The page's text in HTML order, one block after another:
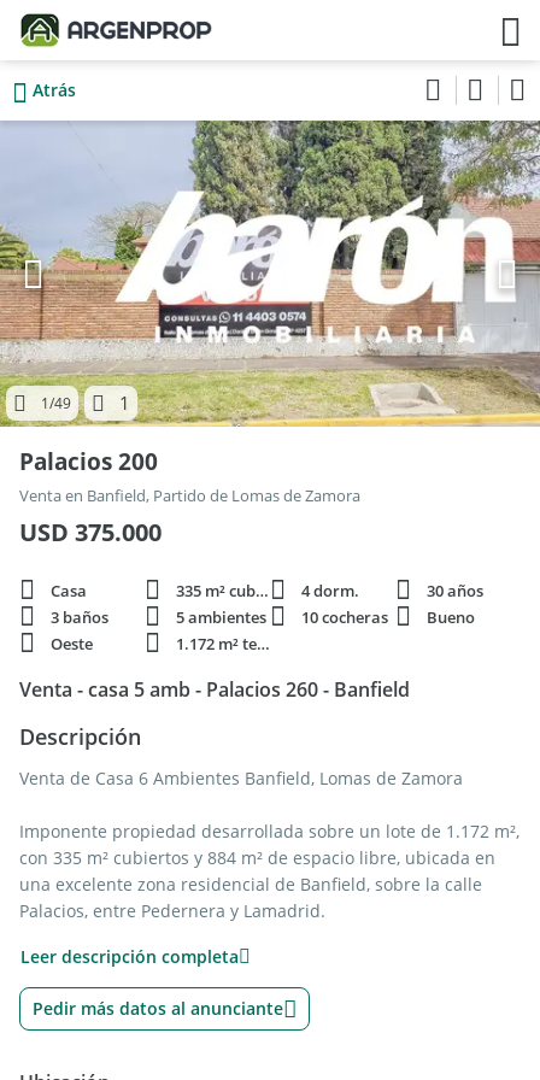
Atrás
1/49 1
Palacios 200
Venta en Banfield, Partido de Lomas de Zamora
USD 375.000
Casa 335 m² cubie. 4 dorm.
30 años
3 baños
5 ambientes 10 cocheras
Bueno
Oeste
1.172 m² terren.
Venta - casa 5 amb - Palacios 260 - Banfield
Descripción
Venta de Casa 6 Ambientes Banfield, Lomas de Zamora
Imponente propiedad desarrollada sobre un lote de 1.172 m²,
con 335 m² cubiertos y 884 m² de espacio libre, ubicada en
una excelente zona residencial de Banfield, sobre la calle
Palacios, entre Pedernera y Lamadrid.
Al frente, mediante un portón automatizado, se accede a un
amplio sector parquizado con una piscina de 60.000 litros,
baño completo con ducha y espacio descubierto para
Leer descripción completa
Pedir más datos al anunciante